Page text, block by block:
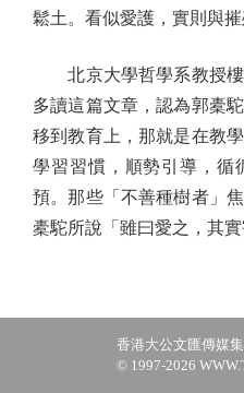
鬆土。看似愛護，實則與摧
北京大學哲學系教授樓
多讀這篇文章，認為郭橐
移到教育上，那就是在教
學習習慣，順勢引導，循
預。那些「不善種樹者」
橐駝所說「雖曰愛之，其實
香港大公文匯傳媒
© 1997-2026